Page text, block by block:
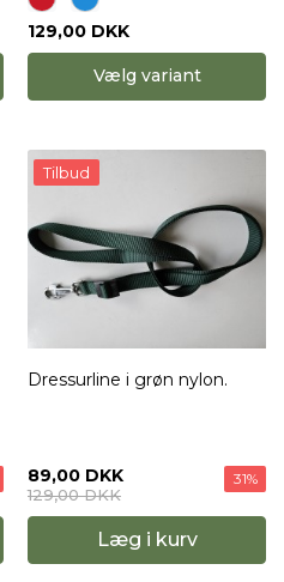
129,00 DKK
Vælg variant
Tilbud
Dressurline i grøn nylon.
89,00 DKK
129,00 DKK
31%
Læg i kurv